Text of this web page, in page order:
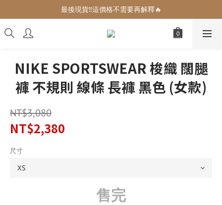
增加生活儀式感的小可愛們🎀
最後現貨‼️這價格不需要再解釋🔥
增加生活儀式感的小可愛們🎀
NIKE SPORTSWEAR 梭織 闊腿
褲 不規則 線條 長褲 黑色 (女款)
NT$3,080
NT$2,380
尺寸
售完